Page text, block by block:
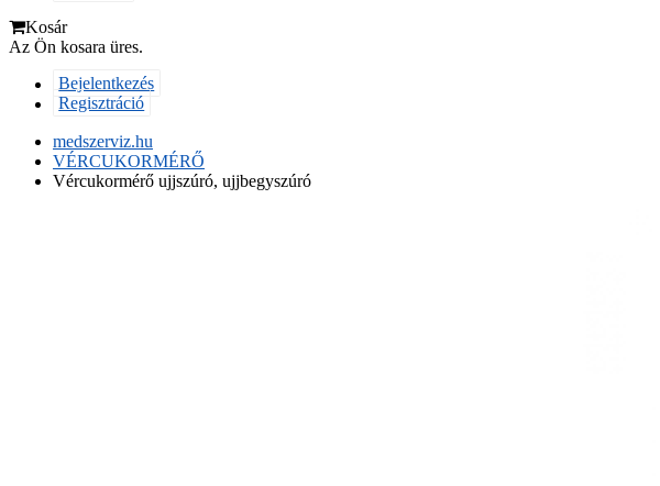
Kosár
Az Ön kosara üres.
Bejelentkezés
Regisztráció
medszerviz.hu
VÉRCUKORMÉRŐ
Vércukormérő ujjszúró, ujjbegyszúró